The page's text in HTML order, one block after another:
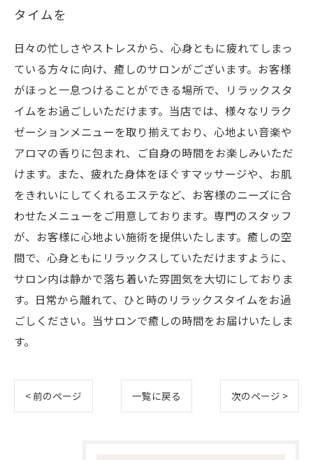
タイムを
日々の忙しさやストレスから、心身ともに疲れてしまっ
ている方々に向け、癒しのサロンがございます。お客様
がほっと一息つけることができる場所で、リラックスタ
イムをお過ごしいただけます。当店では、様々なリラク
ゼーションメニューを取り揃えており、心地よい音楽や
アロマの香りに包まれ、ご自身の時間をお楽しみいただ
けます。また、疲れた身体をほぐすマッサージや、お肌
をきれいにしてくれるエステなど、お客様のニーズに合
わせたメニューをご用意しております。専門のスタッフ
が、お客様に心地よい施術を提供いたします。癒しの空
間で、心身ともにリラックスしていただけますように、
サロン内は静かで落ち着いた雰囲気を大切にしておりま
す。日常から離れて、ひと時のリラックスタイムをお過
ごしください。当サロンで癒しの時間をお届けいたしま
す。
< 前のページ 一覧に戻る 次のページ >